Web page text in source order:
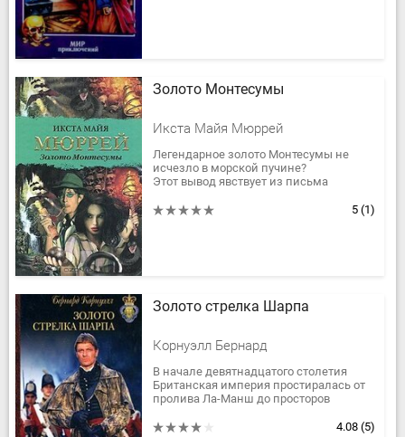
Золото Монтесумы
Икста Майя Мюррей
Легендарное золото Монтесумы не
исчезло в морской пучине?
Этот вывод явствует из письма
великому герцогу Козимо.
5 (1)
Золото стрелка Шарпа
Корнуэлл Бернард
В начале девятнадцатого столетия
Британская империя простиралась от
пролива Ла-Манш до просторов
строителей империи, человеком,...4.08 (5)